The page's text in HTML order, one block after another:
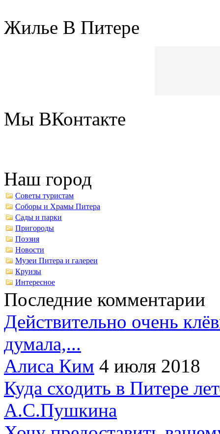
Жилье В Питере
Мы ВКонтакте
Наш город
Советы туристам
Соборы и Храмы Питера
Сады и парки
Пригороды
Поэзия
Новости
Музеи Питера и галереи
Круизы
Интересное
Последние комментарии
Действительно очень
думала,...
Алиса Ким 4 июля 2018
Куда сходить в Питере
А.С.Пушкина